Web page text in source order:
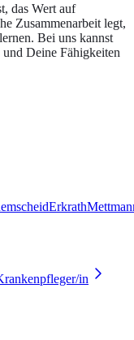
das Wert auf
Zusammenarbeit legt,
Bei uns kannst
Deine Fähigkeiten
Erkrath
in